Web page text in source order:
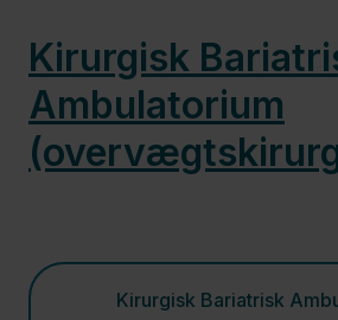
Medicinsk
Afdeling,
Køge
Roskilde
Kirurgisk
Ambulatorium
Kirurgisk Bariatrisk